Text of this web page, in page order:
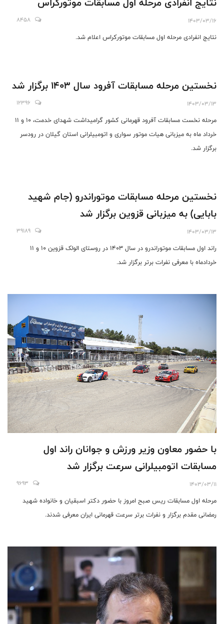
1403/03/16
8458
نتایج انفرادی مرحله اول مسابقات موتورکراس اعلام شد.
نخستین مرحله مسابقات آفرود سال ۱۴۰۳ برگزار شد
1403/03/13
12396
مرحله نخست مسابقات آفرود قهرمانی کشور گرامیداشت شهدای خدمت، ۱۰ و ۱۱
خرداد ماه به میزبانی هیات موتور سواری و اتومبیلرانی استان گیلان در رودسر
برگزار شد.
نخستین مرحله مسابقات موتوراندرو (جام شهید
بابایی) به میزبانی قزوین برگزار شد
1403/03/13
39189
راند اول مسابقات موتوراندرو در سال ۱۴۰۳ در روستای الولک قزوین ۱۰ و ۱۱
خردادماه با معرفی نفرات برتر برگزار شد.
با حضور معاون وزیر ورزش و جوانان راند اول
مسابقات اتومبیلرانی سرعت برگزار شد
1403/03/11
9693
مرحله اول مسابقات ریس صبح امروز با حضور دکتر اسبقیان و خانواده شهید
رمضانی مقدم برگزار و نفرات برتر سرعت قهرمانی ایران معرفی شدند.